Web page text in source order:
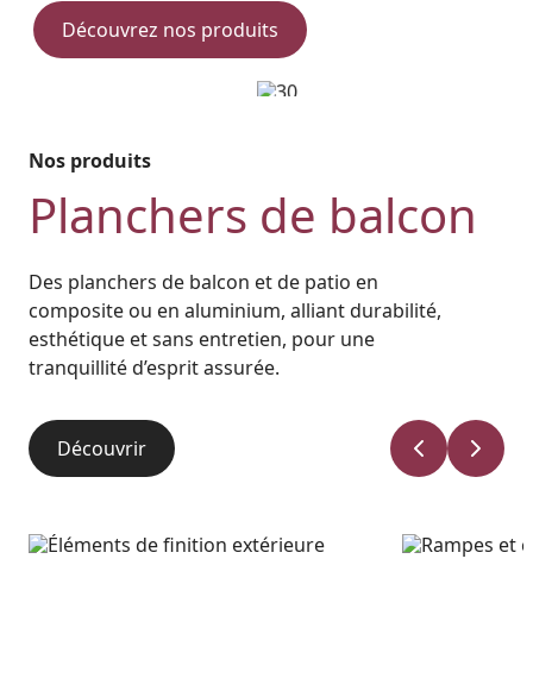
Découvrez nos produits
Nos produits
Planchers de balcon
Des planchers de balcon et de patio en
composite ou en aluminium, alliant durabilité,
esthétique et sans entretien, pour une
tranquillité d’esprit assurée.
Découvrir